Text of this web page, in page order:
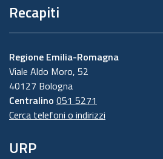
Recapiti
Regione Emilia-Romagna
Viale Aldo Moro, 52
40127 Bologna
Centralino 051 5271
Cerca telefoni o indirizzi
URP